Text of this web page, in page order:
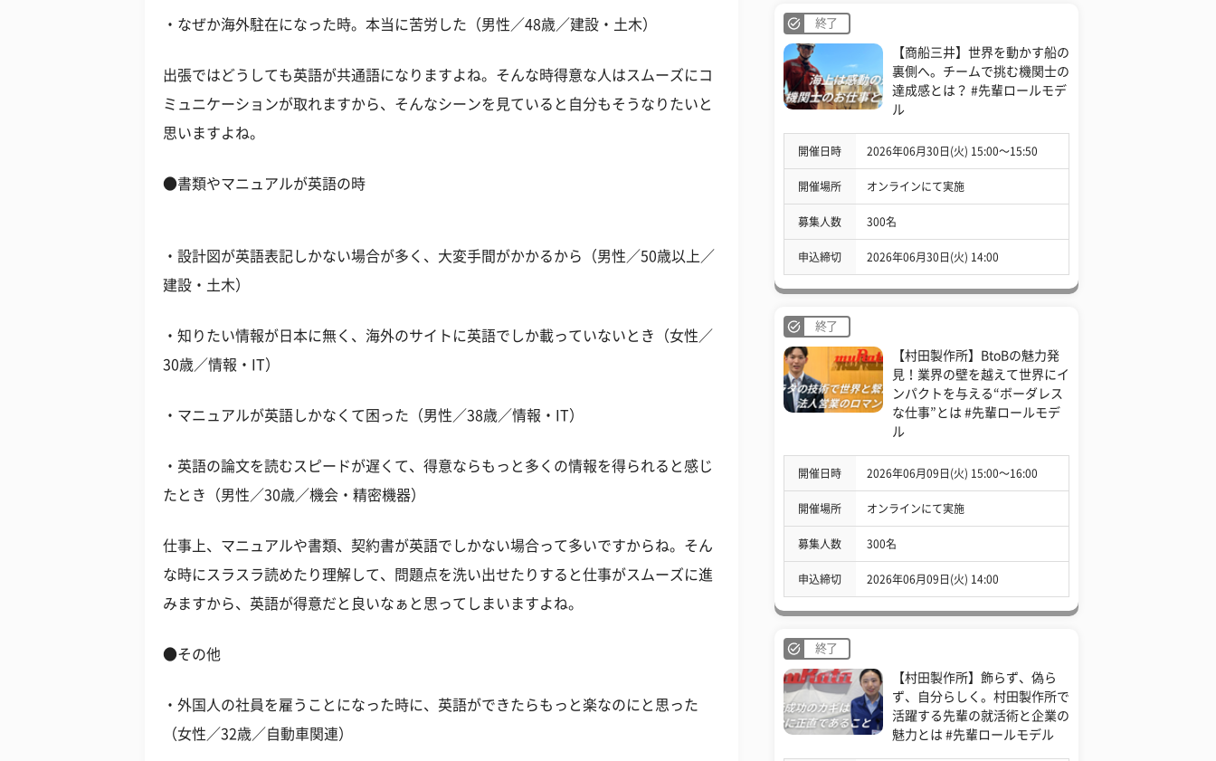
・なぜか海外駐在になった時。本当に苦労した（男性／48歳／建設・土木）
出張ではどうしても英語が共通語になりますよね。そんな時得意な人はスムーズにコ
ミュニケーションが取れますから、そんなシーンを見ていると自分もそうなりたいと
思いますよね。
●書類やマニュアルが英語の時
・設計図が英語表記しかない場合が多く、大変手間がかかるから（男性／50歳以上／
建設・土木）
・知りたい情報が日本に無く、海外のサイトに英語でしか載っていないとき（女性／
30歳／情報・IT）
・マニュアルが英語しかなくて困った（男性／38歳／情報・IT）
・英語の論文を読むスピードが遅くて、得意ならもっと多くの情報を得られると感じ
たとき（男性／30歳／機会・精密機器）
仕事上、マニュアルや書類、契約書が英語でしかない場合って多いですからね。そん
な時にスラスラ読めたり理解して、問題点を洗い出せたりすると仕事がスムーズに進
みますから、英語が得意だと良いなぁと思ってしまいますよね。
●その他
・外国人の社員を雇うことになった時に、英語ができたらもっと楽なのにと思った
（女性／32歳／自動車関連）
終了
【商船三井】世界を動かす船の
裏側へ。チームで挑む機関士の
達成感とは？ #先輩ロールモデ
ル
開催日時 2026年06月30日(火) 15:00〜15:50
開催場所 オンラインにて実施
募集人数 300名
申込締切 2026年06月30日(火) 14:00
終了
【村田製作所】BtoBの魅力発
見！業界の壁を越えて世界にイ
ンパクトを与える“ボーダレス
な仕事”とは #先輩ロールモデ
ル
開催日時 2026年06月09日(火) 15:00〜16:00
開催場所 オンラインにて実施
募集人数 300名
申込締切 2026年06月09日(火) 14:00
終了
【村田製作所】飾らず、偽ら
ず、自分らしく。村田製作所で
活躍する先輩の就活術と企業の
魅力とは #先輩ロールモデル